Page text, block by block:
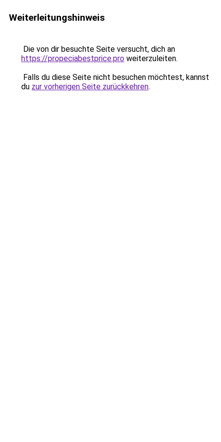
Weiterleitungshinweis
Die von dir besuchte Seite versucht, dich an
https://propeciabestprice.pro weiterzuleiten.
Falls du diese Seite nicht besuchen möchtest, kannst
du zur vorherigen Seite zurückkehren.